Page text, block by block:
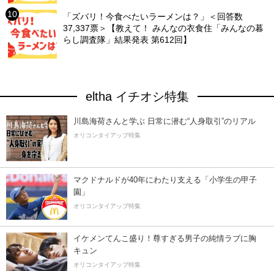
「ズバリ！今食べたいラーメンは？」＜回答数
37,337票＞【教えて！ みんなの衣食住「みんなの暮
らし調査隊」結果発表 第612回】
eltha イチオシ特集
川島海荷さんと学ぶ 日常に潜む“人身取引”のリアル
オリコンタイアップ特集
マクドナルドが40年にわたり支える「小学生の甲子
園」
オリコンタイアップ特集
イケメンてんこ盛り！尊すぎる男子の純情ラブに胸
キュン
オリコンタイアップ特集